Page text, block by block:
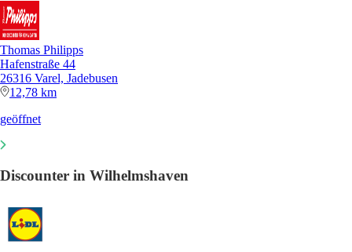
Thomas Philipps
Hafenstraße 44
26316 Varel, Jadebusen
12,78 km
geöffnet
Discounter in Wilhelmshaven